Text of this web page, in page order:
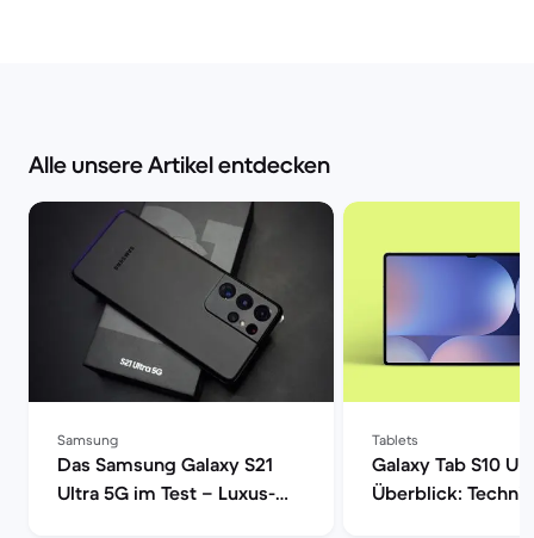
Alle unsere Artikel entdecken
Samsung
Das Samsung Galaxy S21
Ultra 5G im Test – Luxus-
Tablets
Galaxy Tab S10
Überblick: